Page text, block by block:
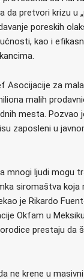
da pretvori krizu u
poreskih
kao i
Asocijacije za
malih
mesta. Pozvao
zaposleni u
mnogi ljudi mogu
siromaštva koja
je Rikardo
Okfam u
prestaju da
ne krene u